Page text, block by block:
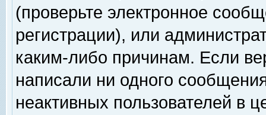
(проверьте электронное
регистрации), или
каким-либо причинам. Если
написали ни одного
неактивных пользователей в